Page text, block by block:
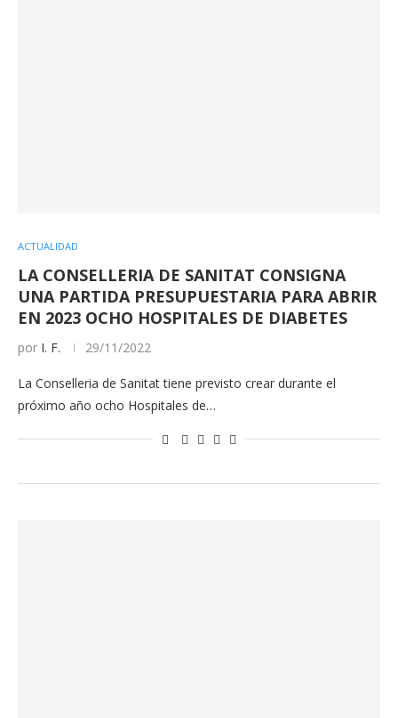
ACTUALIDAD
LA CONSELLERIA DE SANITAT CONSIGNA
UNA PARTIDA PRESUPUESTARIA PARA ABRIR
EN 2023 OCHO HOSPITALES DE DIABETES
por I. F. 29/11/2022
La Conselleria de Sanitat tiene previsto crear durante el
próximo año ocho Hospitales de…